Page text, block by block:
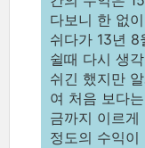
다보니 한 없
쉬다가 13년 8
쉴때 다시 생
쉬긴 했지만
여 처음 보다
금까지 이르게
정도의 수익이